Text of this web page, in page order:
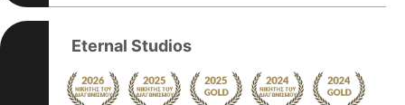
Eternal Studios